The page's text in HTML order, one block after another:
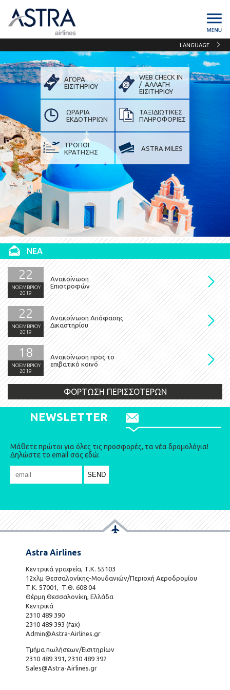
LANGUAGE
ΑΓΟΡΑ
ΕΙΣΙΤΗΡΙΟΥ
WEB CHECK IN
/ ΑΛΛΑΓΗ
ΕΙΣIΤΗΡΙΟΥ
ΩΡΑΡΙΑ
ΕΚΔΟΤΗΡΙΩΝ
ΤΑΞΙΔΙΩΤΙΚΕΣ
ΠΛΗΡΟΦΟΡΙΕΣ
ΤΡΟΠΟΙ
ΚΡΑΤΗΣΗΣ
ASTRA MILES
ΝΕΑ
22
ΝΟΕΜΒΡΙΟΥ
2019
Ανακοίνωση
Επιστροφών
22
ΝΟΕΜΒΡΙΟΥ
2019
Ανακοίνωση Απόφασης
Δικαστηρίου
18
ΝΟΕΜΒΡΙΟΥ
2019
Ανακοίνωση προς το
επιβατικό κοινό
ΦΟΡΤΩΣΗ ΠΕΡΙΣΣΟΤΕΡΩΝ
NEWSLETTER
Μάθετε πρώτοι για όλες τις προσφορές, τα νέα δρομολόγια!
Δηλώστε το email σας εδώ:
Astra Airlines
Κεντρικά γραφεία, Τ.Κ. 55103
12χλμ Θεσσαλονίκης-Μουδανιών/Περιοχή Αεροδρομίου
Τ.Κ. 57001, Τ.Θ. 608 04
Θέρμη Θεσσαλονίκη, Ελλάδα
Κεντρικά
2310 489 390
2310 489 393 (fax)
Admin@Astra-Airlines.gr
Τμήμα πωλήσεων/Εισιτηρίων
2310 489 391, 2310 489 392
Sales@Astra-Airlines.gr